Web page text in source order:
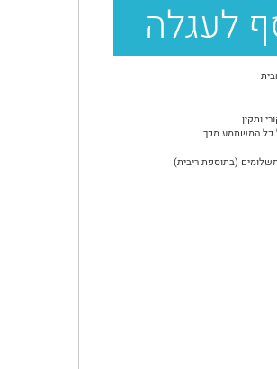
לעגלה
ותקין
כל המשתמע מכך